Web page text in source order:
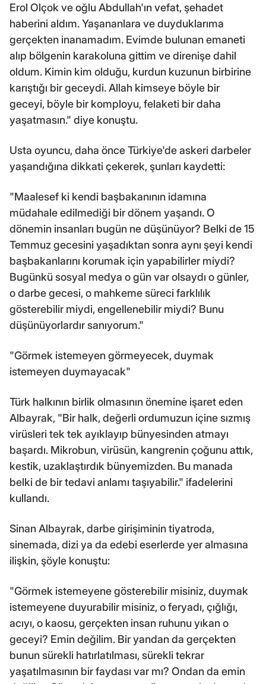
Erol Olçok ve oğlu Abdullah'ın vefat, şehadet
haberini aldım. Yaşananlara ve duyduklarıma
gerçekten inanamadım. Evimde bulunan emaneti
alıp bölgenin karakoluna gittim ve direnişe dahil
oldum. Kimin kim olduğu, kurdun kuzunun birbirine
karıştığı bir geceydi. Allah kimseye böyle bir
geceyi, böyle bir komployu, felaketi bir daha
yaşatmasın." diye konuştu.
Usta oyuncu, daha önce Türkiye'de askeri darbeler
yaşandığına dikkati çekerek, şunları kaydetti:
"Maalesef ki kendi başbakanının idamına
müdahale edilmediği bir dönem yaşandı. O
dönemin insanları bugün ne düşünüyor? Belki de 15
Temmuz gecesini yaşadıktan sonra aynı şeyi kendi
başbakanlarını korumak için yapabilirler miydi?
Bugünkü sosyal medya o gün var olsaydı o günler,
o darbe gecesi, o mahkeme süreci farklılık
gösterebilir miydi, engellenebilir miydi? Bunu
düşünüyorlardır sanıyorum."
"Görmek istemeyen görmeyecek, duymak
istemeyen duymayacak"
Türk halkının birlik olmasının önemine işaret eden
Albayrak, "Bir halk, değerli ordumuzun içine sızmış
virüsleri tek tek ayıklayıp bünyesinden atmayı
başardı. Mikrobun, virüsün, kangrenin çoğunu attık,
kestik, uzaklaştırdık bünyemizden. Bu manada
belki de bir tedavi anlamı taşıyabilir." ifadelerini
kullandı.
Sinan Albayrak, darbe girişiminin tiyatroda,
sinemada, dizi ya da edebi eserlerde yer almasına
ilişkin, şöyle konuştu:
"Görmek istemeyene gösterebilir misiniz, duymak
istemeyene duyurabilir misiniz, o feryadı, çığlığı,
acıyı, o kaosu, gerçekten insan ruhunu yıkan o
geceyi? Emin değilim. Bir yandan da gerçekten
bunun sürekli hatırlatılması, sürekli tekrar
yaşatılmasının bir faydası var mı? Ondan da emin